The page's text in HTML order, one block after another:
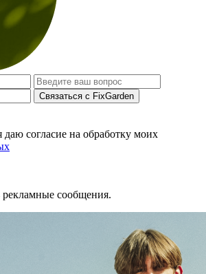
Связаться с FixGarden
согласие на обработку моих
рекламные сообщения.